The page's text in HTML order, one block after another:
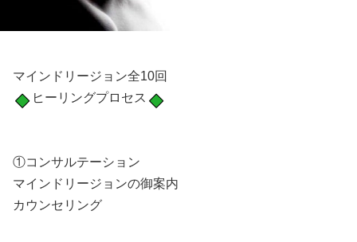
マインドリージョン全10回
ヒーリングプロセス
①コンサルテーション
マインドリージョンの御案内
カウンセリング